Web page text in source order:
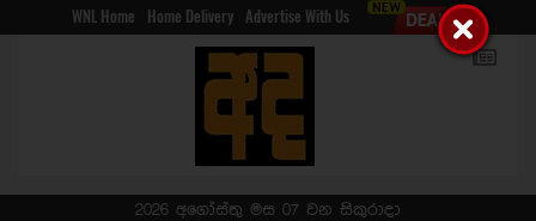
WNL Home Home Delivery Advertise With Us
2026 අගෝස්තු මස 07 වන සිකුරාදා